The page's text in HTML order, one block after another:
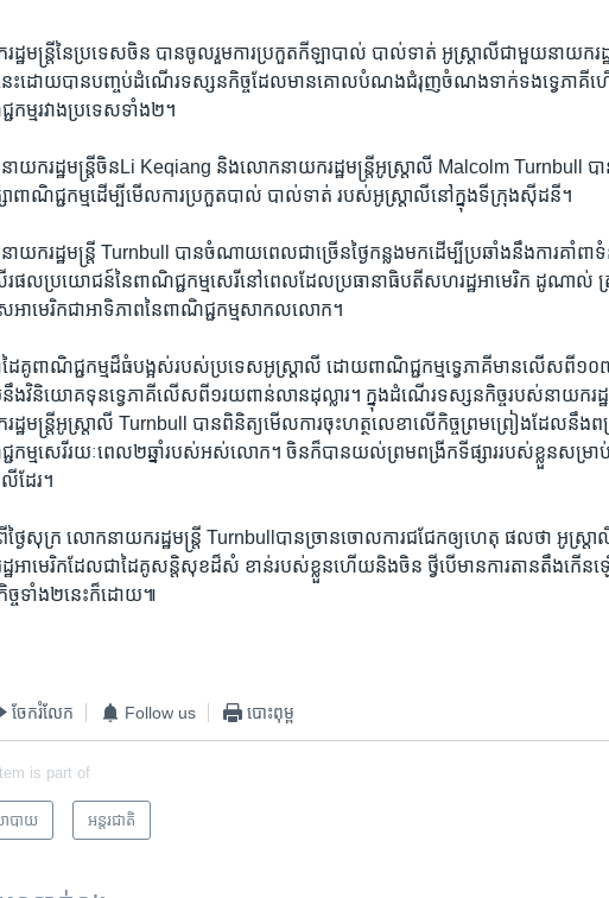
ដ្ឋ​មន្រ្តី​នៃ​ប្រទេស​ចិន ​បាន​ចូលរួម​ការ​ប្រកួតកីឡាបាល់​ បាល់ទាត់ ​អូស្រ្តាលី​ជាមួយ​នាយករដ្ឋ​
េះដោយ​បាន​បញ្ចប់​ដំណើរ​ទស្សនកិច្ច​ដែល​មាន​គោល​បំណង​ជំរុញ​ចំណងទាក់​ទង​ទ្វេភាគី​
កម្ម​រវាង​ប្រទេស​ទាំង​២។
យករដ្ឋ​មន្រ្តី​ចិនLi Keqiang ​និង​លោកនាយករដ្ឋ​មន្រ្តី​អូស្រ្តាលី Malcolm Turnbull
ា​ពាណិជ្ជកម្ម​ដើម្បី​មើល​ការ​ប្រកួតបាល់ បាល់ទាត់ ​របស់​អូស្រ្តាលី​នៅ​ក្នុង​ទីក្រុង​ស៊ីដនី។
យករដ្ឋ​មន្រ្តី Turnbull បាន​ចំណាយ​ពេល​ជា​ច្រើន​ថ្ងៃ​កន្លង​មក​ដើម្បីប្រឆាំង​នឹង​ការគាំព
រ​ផល​ប្រយោជន៍​នៃ​ពាណិជ្ជកម្មសេរី​នៅ​ពេល​ដែល​ប្រធានា​ធិបតី​សហរដ្ឋ​អាមេរិក ដូណាល់ ​ត្
អាមេរិក​ជាអាទិភាព​នៃ​ពាណិជ្ជកម្ម​សាកលលោក។
ៃ​គូ​ពាណិជ្ជកម្ម​ដ៏​ធំ​បង្អស់​របស់​ប្រទេស​អូស្រ្តាលី ដោយ​ពាណិជ្ជកម្ម​ទ្វេភាគី​មាន​លើស​ពី​១០
វិនិយោគទុន​ទ្វេភាគី​លើស​ពី​១រយ​ពាន់​លាន​ដុល្លារ។​ ក្នុង​ដំណើរ​ទស្សនកិច្ច​របស់​នាយករ
ដ្ឋ​មន្រ្តី​អូស្រ្តាលី Turnbull ​បានពិនិត្យ​មើលការ​ចុះ​ហត្ថលេខា​លើ​កិច្ច​ព្រម​ព្រៀង​ដែល​នឹង​ព
ជកម្មសេរី​រយៈពេល​២ឆ្នាំ​របស់​អស់​លោក។​ ចិន​ក៏​បាន​យល់​ព្រម​ពង្រីក​ទី​ផ្សារ​របស់​ខ្លួន​សម្រា
លី​ដែរ។
ងៃ​សុក្រ លោក​នាយករដ្ឋ​មន្រ្តី​ Turnbullបាន​ច្រាន​ចោល​ការ​ជជែក​ឲ្យ​ហេតុ ផល​ថា ​អូស្រ្តាលី​
អាមេរិក​ដែល​ជា​ដៃគូ​សន្តិសុខ​ដ៏​សំ ខាន់​របស់​ខ្លួន​ហើយ​និងចិន ថ្វីបើ​មានការ​តានតឹង​កើន​
ច្ច​ទាំង​២​នេះ​ក៏ដោយ៕
ចែករំលែក Follow us បោះពុម្ព
is part of
បាយ អន្តរជាតិ